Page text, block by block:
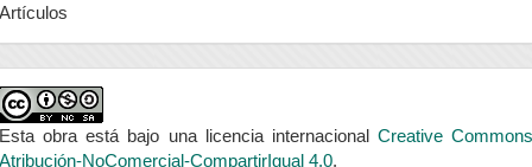
Artículos
Esta obra está bajo una licencia internacional Creative Commons
Atribución-NoComercial-CompartirIgual 4.0.